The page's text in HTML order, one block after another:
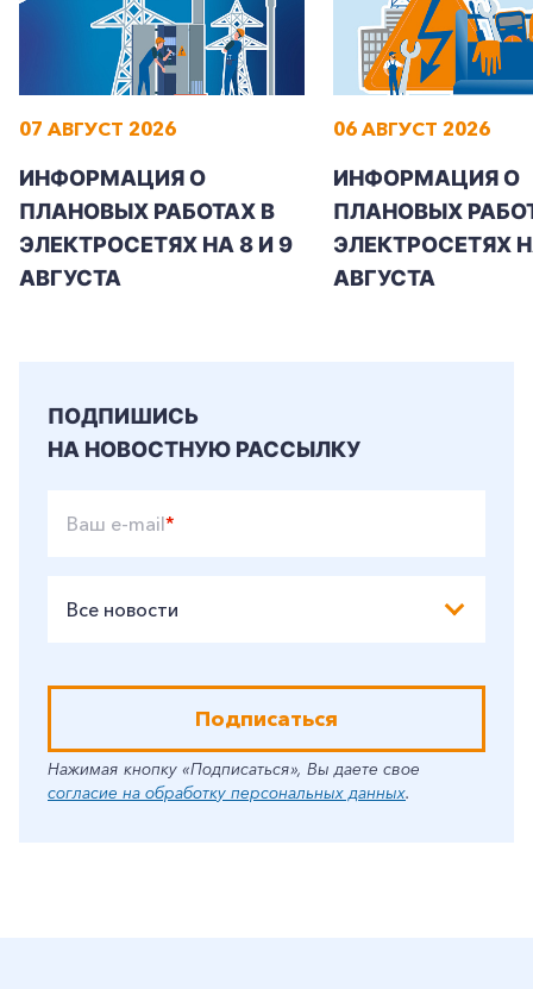
+7-800-700-24-57
Частным клиентам
Корпоративным клиентам
07 АВГУСТ 2026
ИНФОРМАЦИЯ О
ПЛАНОВЫХ РАБОТАХ В
ЭЛЕКТРОСЕТЯХ НА 8 И 9
АВГУСТА
06 АВГУСТ 2026
ИНФОРМАЦИЯ О
ПЛАНОВЫХ
ЭЛЕКТРОСЕТЯХ
АВГУСТА
ПОДПИШИСЬ
НА НОВОСТНУЮ РАССЫЛКУ
Ваш e-mail*
Все новости
Подписаться
Нажимая кнопку «Подписаться», Вы даете свое
согласие на обработку персональных данных.